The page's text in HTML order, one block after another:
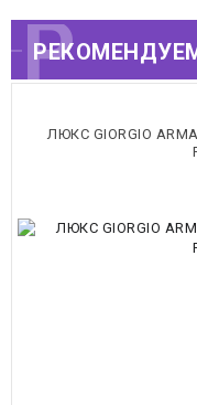
РЕКОМЕНДУЕМЫЕ
ЛЮКС GIORGIO